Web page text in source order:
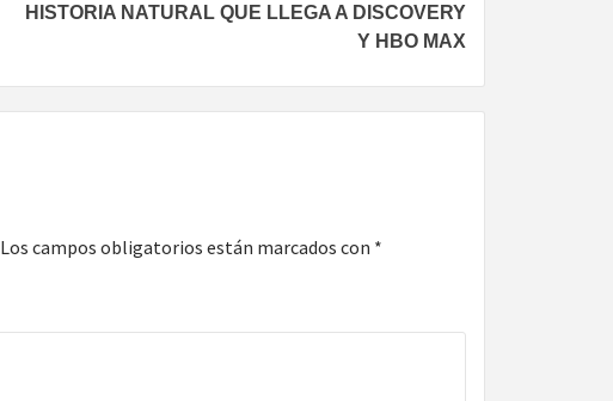
HISTORIA NATURAL QUE LLEGA A DISCOVERY
Y HBO MAX
Los campos obligatorios están marcados con *